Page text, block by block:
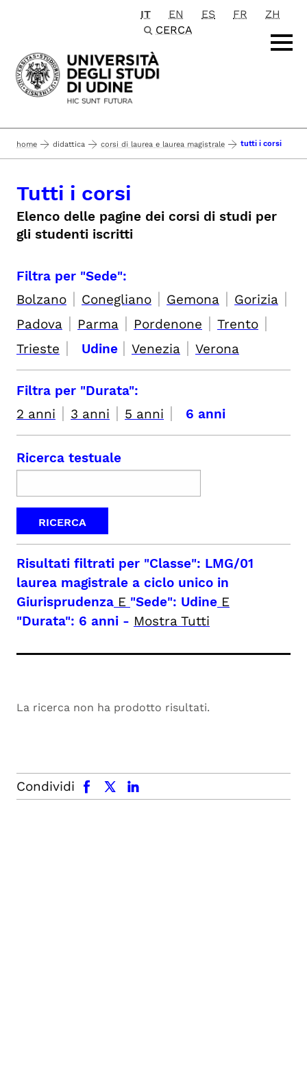
Passa al contenuto principale
IT EN ES FR
ZH
CERCA
home didattica corsi di laurea e laurea magistrale tutti i corsi
Tutti i corsi
Elenco delle pagine dei corsi di studi per
gli studenti iscritti
Filtra per "Sede":
Bolzano | Conegliano | Gemona | Gorizia |
Padova | Parma | Pordenone | Trento |
Trieste | Udine | Venezia | Verona
Filtra per "Durata":
2 anni | 3 anni | 5 anni | 6 anni
Ricerca testuale
Risultati filtrati per "Classe": LMG/01
laurea magistrale a ciclo unico in
Giurisprudenza E "Sede": Udine E
"Durata": 6 anni - Mostra Tutti
La ricerca non ha prodotto risultati.
Condividi
facebook x.com linkedin